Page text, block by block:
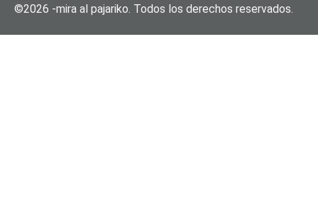
©2026 -mira al pajariko. Todos los derechos reservados.